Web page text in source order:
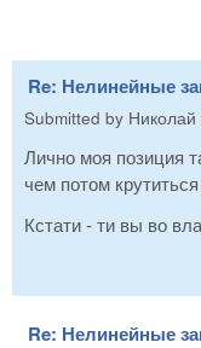
Re: Нелинейные
Submitted by Николай
Лично моя позиция
чем потом
Кстати - ти вы во
Re: Нелинейные